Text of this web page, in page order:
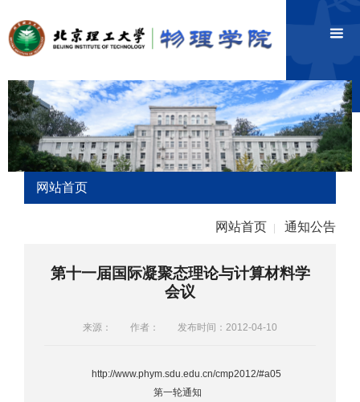
网站首页
网站首页 通知公告
第十一届国际凝聚态理论与计算材料学
会议
来源： 作者： 发布时间：2012-04-10
http://www.phym.sdu.edu.cn/cmp2012/#a05
第一轮通知